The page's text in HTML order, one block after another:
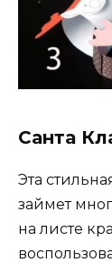
Санта
Эта
займет
на листе